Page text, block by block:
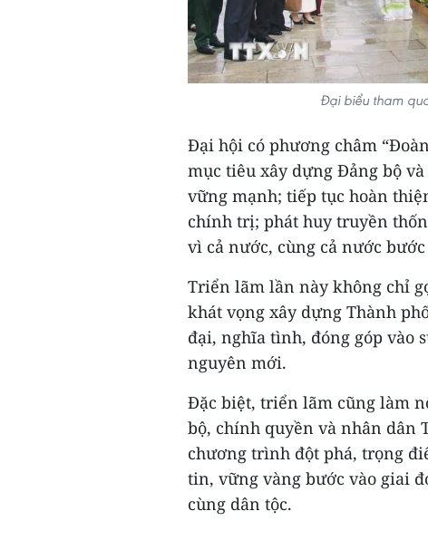
Đại biểu tham
Đại hội có phương châm
mục tiêu xây dựng Đảng bộ
vững mạnh; tiếp tục hoàn
chính trị; phát huy truyền
vì cả nước, cùng cả nước
Triển lãm lần này không chỉ
khát vọng xây dựng Thành
đại, nghĩa tình, đóng góp vào
nguyên mới.
Đặc biệt, triển lãm cũng làm
bộ, chính quyền và nhân dân
chương trình đột phá, trọng
tin, vững vàng bước vào giai
cùng dân tộc.